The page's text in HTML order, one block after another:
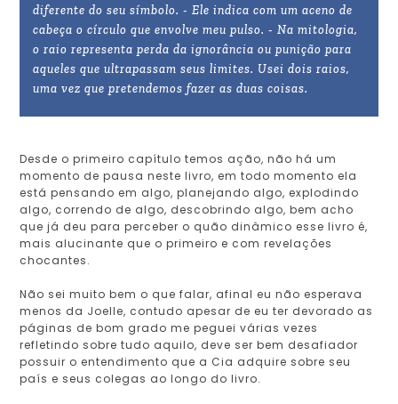
diferente do seu símbolo. - Ele indica com um aceno de
cabeça o círculo que envolve meu pulso. - Na mitologia,
o raio representa perda da ignorância ou punição para
aqueles que ultrapassam seus limites. Usei dois raios,
uma vez que pretendemos fazer as duas coisas.
Desde o primeiro capítulo temos ação, não há um
momento de pausa neste livro, em todo momento ela
está pensando em algo, planejando algo, explodindo
algo, correndo de algo, descobrindo algo, bem acho
que já deu para perceber o quão dinâmico esse livro é,
mais alucinante que o primeiro e com revelações
chocantes.
Não sei muito bem o que falar, afinal eu não esperava
menos da Joelle, contudo apesar de eu ter devorado as
páginas de bom grado me peguei várias vezes
refletindo sobre tudo aquilo, deve ser bem desafiador
possuir o entendimento que a Cia adquire sobre seu
país e seus colegas ao longo do livro.